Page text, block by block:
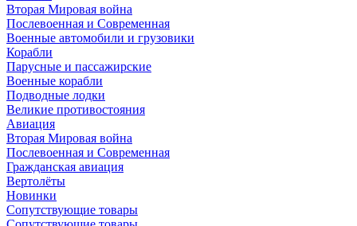
Вторая Мировая война
Послевоенная и Современная
Военные автомобили и грузовики
Корабли
Парусные и пассажирские
Военные корабли
Подводные лодки
Великие противостояния
Авиация
Вторая Мировая война
Послевоенная и Современная
Гражданская авиация
Вертолёты
Новинки
Сопутствующие товары